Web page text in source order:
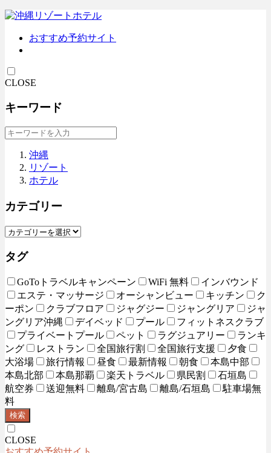
おすすめ予約サイト
CLOSE
キーワード
沖縄
リゾート
ホテル
カテゴリー
タグ
GoToトラベルキャンペーン WiFi 無料
インバウンド
エステ・マッサージ
オーシャンビュー キッチン
ク
ーポン
クラブフロア ジャグジー ジャングリア
ジャ
ングリア沖縄
デイベッド プール
フィットネスクラブ
プライベートプール
ペット ラグジュアリー
ランキ
ング
レストラン 全国旅行割 全国旅行支援
夕食
大浴場
旅行情報 昼食 最新情報 朝食
本島中部
本島北部
本島那覇 楽天トラベル 県民割
石垣島
航空券
送迎無料 離島/宮古島 離島/石垣島
駐車場無
料
検索
CLOSE